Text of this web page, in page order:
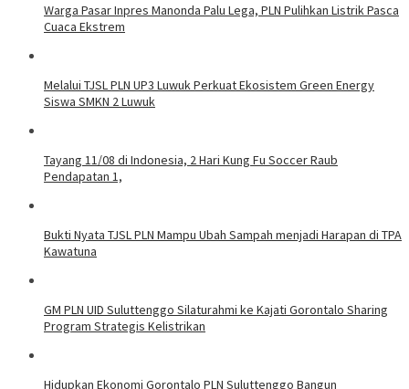
Warga Pasar Inpres Manonda Palu Lega, PLN Pulihkan Listrik Pasca
Cuaca Ekstrem
Melalui TJSL PLN UP3 Luwuk Perkuat Ekosistem Green Energy
Siswa SMKN 2 Luwuk
Tayang 11/08 di Indonesia, 2 Hari Kung Fu Soccer Raub
Pendapatan 1,
Bukti Nyata TJSL PLN Mampu Ubah Sampah menjadi Harapan di TPA
Kawatuna
GM PLN UID Suluttenggo Silaturahmi ke Kajati Gorontalo Sharing
Program Strategis Kelistrikan
Hidupkan Ekonomi Gorontalo PLN Suluttenggo Bangun